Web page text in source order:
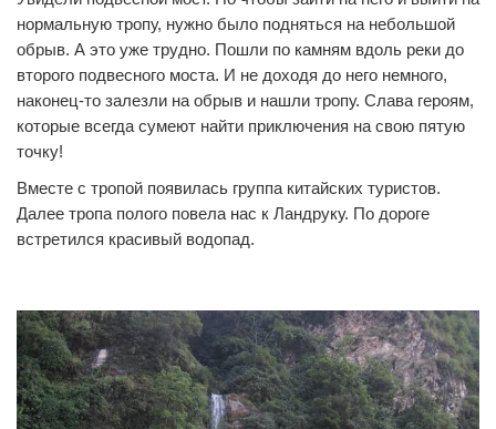
нормальную тропу, нужно было подняться на небольшой
обрыв. А это уже трудно. Пошли по камням вдоль реки до
второго подвесного моста. И не доходя до него немного,
наконец-то залезли на обрыв и нашли тропу. Слава героям,
которые всегда сумеют найти приключения на свою пятую
точку!
Вместе с тропой появилась группа китайских туристов.
Далее тропа полого повела нас к Ландруку. По дороге
встретился красивый водопад.